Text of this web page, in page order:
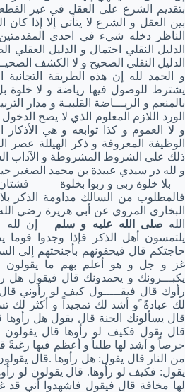
بتقديم الشرع على العقل في غير
بين العقل و الشرع لا يتأتى إلا إذا كان
الناظر دخله شيء في احدى
الدليل النقلي احتمال و الدليل
الدليل النقلي الصحيح و لا الكشف
و الحمد لله إن هذه الطريقة التجانية
يشترط للوصول فيها رياضة و لا خلوة
بالمنعم و الريـــاضة القلبيـة و مدار
الورد اللازم المعلوم الذي لا يصح
و لا العموم و كذا توابعه و هي
الوظيفة المعروفة و ذكر الهيللة
ذلك على الشروط المشروطة و الآداب
و لله در سيدي عبيدة بن محمد الصغير
بلا خلوة ربى و ربوا بخلوة فشتان ما
فالمطلوب من السالك مداومة الذكر
البخاري المروي عن أبي هريرة رضي
الله صلى الله عليه و سلم
إن
يلتمسون أهل الذكر فإذا وجدوا قوما
حاجتكم قال فيحفونهم بأجنحتهم إلى
غز و جل و هو أعلم بهم ما يقولون
يكبـــرونك و يحمدونك قال فيقول هل
رأوك قال فيقـــــول كيف لو رأوني
لك عبادةً ًو أشد لك تمجيداً و أكثر لك
قال يسألونك الجنة قال يقول هل رأوها
قال يقول فكيف لو رأوها قال يقولون
حرصاً و أشد لها طلباً و أعظم فيها رغبةً
من النار قال يقول: هل رأوها .قال
يقول: فكيف لو رأوها. قال يقولون لو
لها مخافة قال فيقول فاشهدوا أني قد